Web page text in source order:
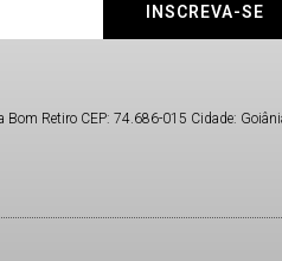
INSCREVA-SE
Retiro CEP: 74.686-015 Cidade: